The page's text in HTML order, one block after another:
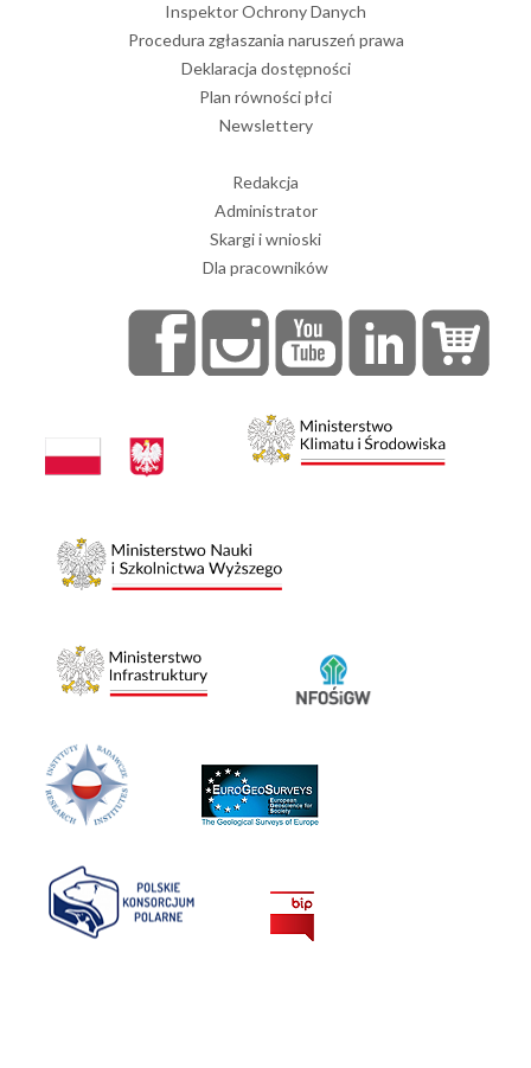
Inspektor Ochrony Danych
Procedura zgłaszania naruszeń prawa
Deklaracja dostępności
Plan równości płci
Newslettery
Redakcja
Administrator
Skargi i wnioski
Dla pracowników